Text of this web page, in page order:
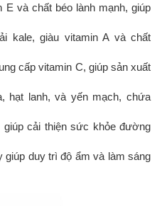
và chất béo lành mạnh, giúp
kale, giàu vitamin A và chất
cấp vitamin C, giúp sản xuất
hạt lanh, và yến mạch, chứa
giúp cải thiện sức khỏe đường
duy trì độ ẩm và làm sáng